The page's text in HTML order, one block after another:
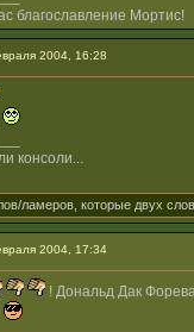
благославление Мортис!
2004, 16:28
консоли...
ламеров, которые двух
2004, 17:34
! Дональд Дак